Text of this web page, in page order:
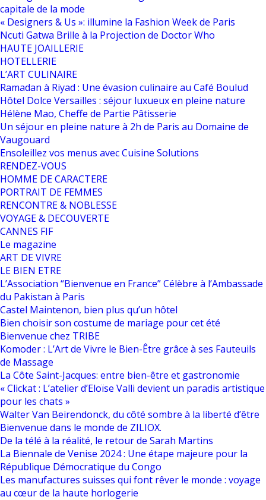
capitale de la mode
« Designers & Us »: illumine la Fashion Week de Paris
Ncuti Gatwa Brille à la Projection de Doctor Who
HAUTE JOAILLERIE
HOTELLERIE
L’ART CULINAIRE
Ramadan à Riyad : Une évasion culinaire au Café Boulud
Hôtel Dolce Versailles : séjour luxueux en pleine nature
Hélène Mao, Cheffe de Partie Pâtisserie
Un séjour en pleine nature à 2h de Paris au Domaine de
Vaugouard
Ensoleillez vos menus avec Cuisine Solutions
RENDEZ-VOUS
HOMME DE CARACTERE
PORTRAIT DE FEMMES
RENCONTRE & NOBLESSE
VOYAGE & DECOUVERTE
CANNES FIF
Le magazine
ART DE VIVRE
LE BIEN ETRE
L’Association “Bienvenue en France” Célèbre à l’Ambassade
du Pakistan à Paris
Castel Maintenon, bien plus qu’un hôtel
Bien choisir son costume de mariage pour cet été
Bienvenue chez TRIBE
Komoder : L’Art de Vivre le Bien-Être grâce à ses Fauteuils
de Massage
La Côte Saint-Jacques: entre bien-être et gastronomie
« Clickat : L’atelier d’Eloïse Valli devient un paradis artistique
pour les chats »
Walter Van Beirendonck, du côté sombre à la liberté d’être
Bienvenue dans le monde de ZILIOX.
De la télé à la réalité, le retour de Sarah Martins
La Biennale de Venise 2024 : Une étape majeure pour la
République Démocratique du Congo
Les manufactures suisses qui font rêver le monde : voyage
au cœur de la haute horlogerie